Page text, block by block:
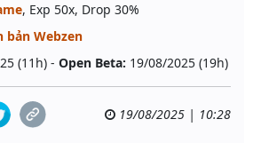
, Exp 50x, Drop 30%
bản Webzen
(11h) - Open Beta: 19/08/2025 (19h)
19/08/2025 | 10:28